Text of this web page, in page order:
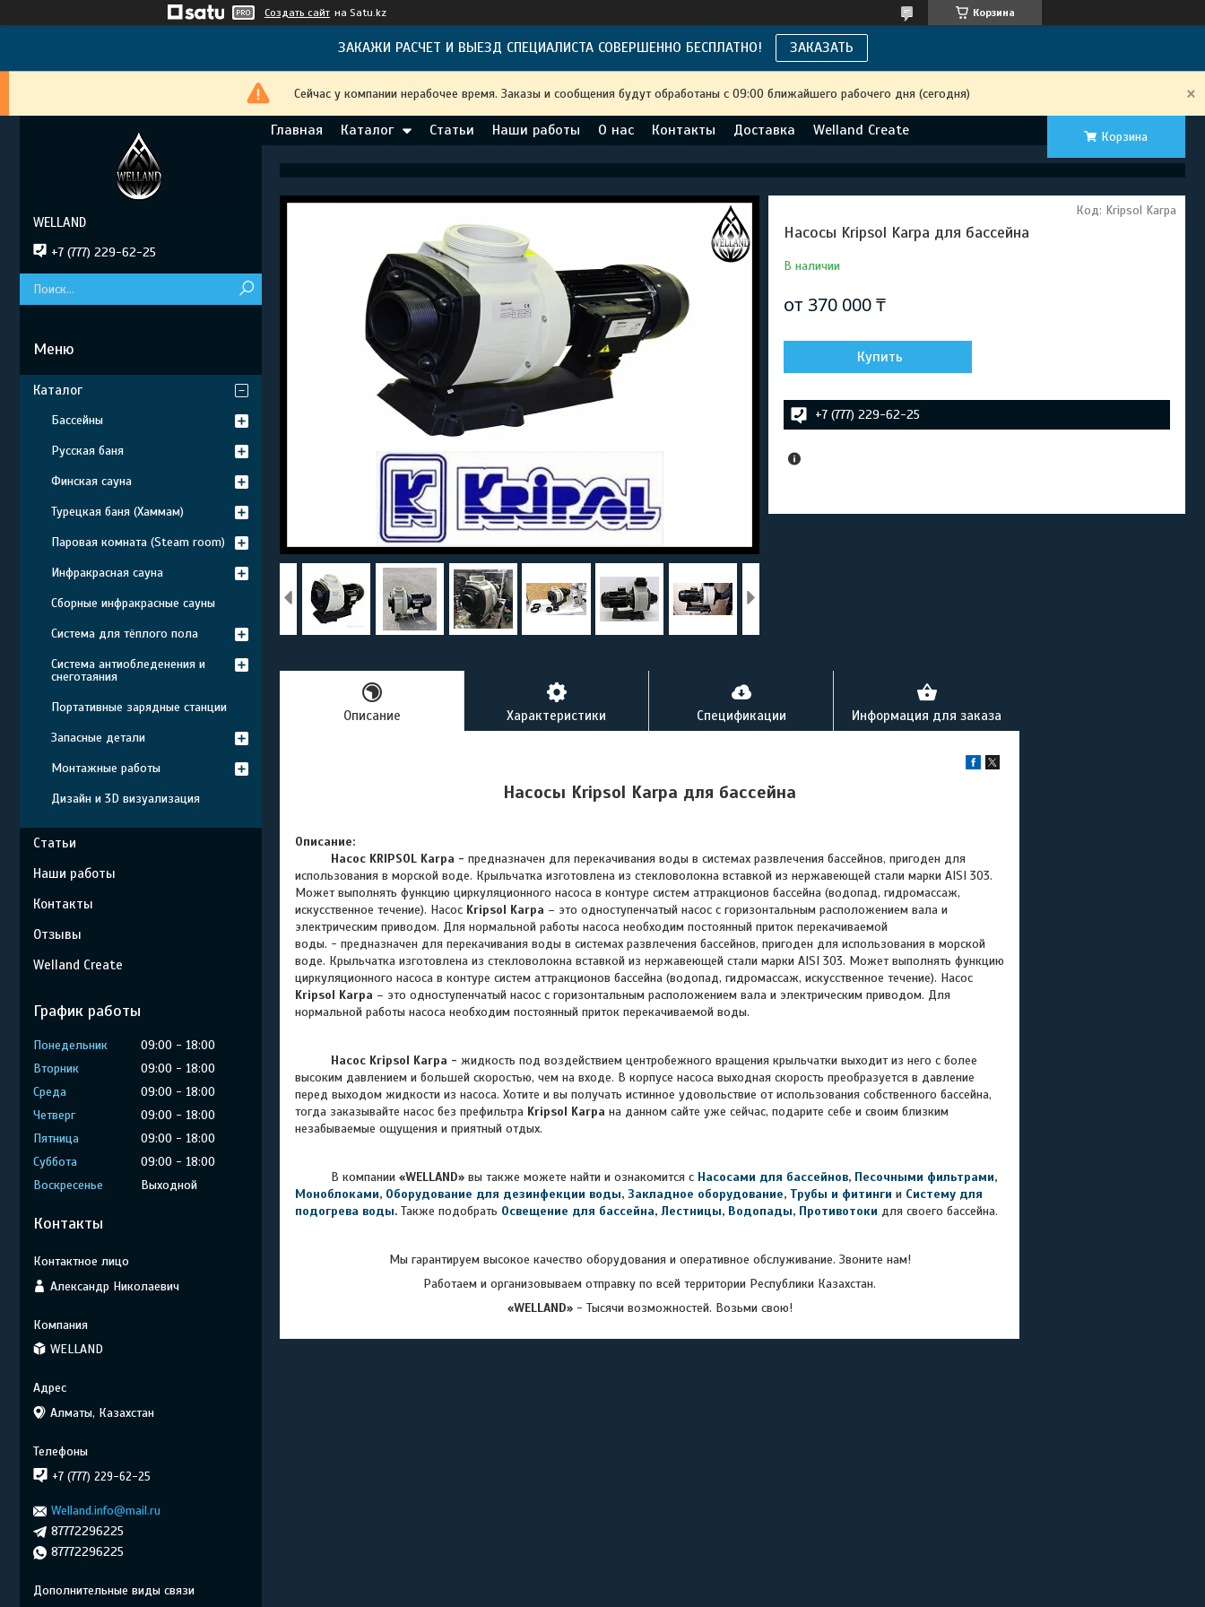
Создать сайт на Satu.kz Корзина
ЗАКАЖИ РАСЧЕТ И ВЫЕЗД СПЕЦИАЛИСТА СОВЕРШЕННО БЕСПЛАТНО! ЗАКАЗАТЬ
Сейчас у компании нерабочее время. Заказы и сообщения будут обработаны с 09:00 ближайшего рабочего дня (сегодня)
Главная Каталог Статьи Наши работы О нас Контакты Доставка Welland Create Корзина
Насосы Kripsol Karpa для бассейна
В наличии
Код: Kripsol Karpa
от370 000 ₸
Купить
+7 (777) 229-62-25
Описание Характеристики Спецификации Информация для заказа
Насосы Kripsol Karpa для бассейна
Описание:
Насос KRIPSOL Karpa - предназначен для перекачивания воды в системах развлечения бассейнов, пригоден для
использования в морской воде. Крыльчатка изготовлена из стекловолокна вставкой из нержавеющей стали марки AISI 303.
Может выполнять функцию циркуляционного насоса в контуре систем аттракционов бассейна (водопад, гидромассаж,
искусственное течение). Насос Kripsol Karpa – это одноступенчатый насос с горизонтальным расположением вала и
электрическим приводом. Для нормальной работы насоса необходим постоянный приток перекачиваемой
воды. - предназначен для перекачивания воды в системах развлечения бассейнов, пригоден для использования в морской
воде. Крыльчатка изготовлена из стекловолокна вставкой из нержавеющей стали марки AISI 303. Может выполнять функцию
циркуляционного насоса в контуре систем аттракционов бассейна (водопад, гидромассаж, искусственное течение). Насос
Kripsol Karpa – это одноступенчатый насос с горизонтальным расположением вала и электрическим приводом. Для
нормальной работы насоса необходим постоянный приток перекачиваемой воды.
Насос Kripsol Karpa - жидкость под воздействием центробежного вращения крыльчатки выходит из него с более
высоким давлением и большей скоростью, чем на входе. В корпусе насоса выходная скорость преобразуется в давление
перед выходом жидкости из насоса. Хотите и вы получать истинное удовольствие от использования собственного бассейна,
тогда заказывайте насос без префильтра Kripsol Karpa на данном сайте уже сейчас, подарите себе и своим близким
незабываемые ощущения и приятный отдых.
В компании «WELLAND» вы также можете найти и ознакомится с Насосами для бассейнов, Песочными фильтрами,
Моноблоками, Оборудование для дезинфекции воды, Закладное оборудование, Трубы и фитинги и Систему для
подогрева воды. Также подобрать Освещение для бассейна, Лестницы, Водопады, Противотоки для своего бассейна.
Мы гарантируем высокое качество оборудования и оперативное обслуживание. Звоните нам!
Работаем и организовываем отправку по всей территории Республики Казахстан.
«WELLAND»- Тысячи возможностей. Возьми свою!
WELLAND
+7 (777) 229-62-25
Каталог
Бассейны
Русская баня
Финская сауна
Турецкая баня (Хаммам)
Паровая комната (Steam room)
Инфракрасная сауна
Сборные инфракрасные сауны
Система для тёплого пола
Система антиобледенения и
снеготаяния
Портативные зарядные станции
Запасные детали
Монтажные работы
Дизайн и 3D визуализация
Статьи
Наши работы
Контакты
Отзывы
Welland Create
График работы
Понедельник 09:00
18:00
Вторник
09:00
18:00
Среда
09:00
18:00
Четверг
09:00
18:00
Пятница
09:00
18:00
Суббота
09:00
18:00
Воскресенье
Выходной
Контакты
Александр Николаевич
WELLAND
Алматы, Казахстан
+7 (777) 229-62-25
Welland.info@mail.ru
87772296225
87772296225